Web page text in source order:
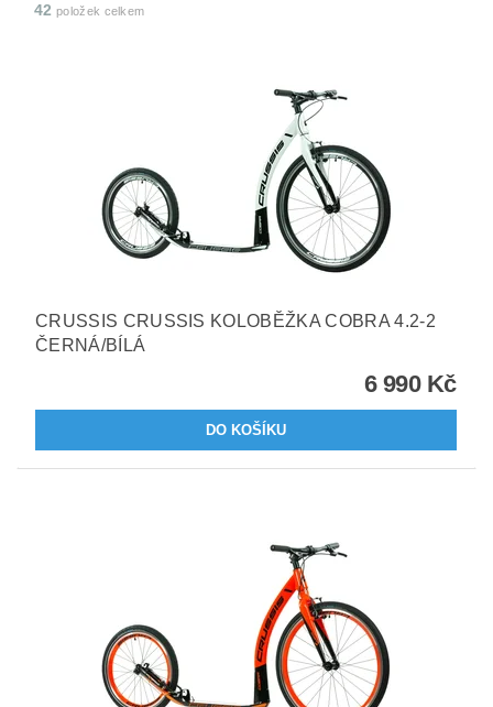
42 položek celkem
CRUSSIS CRUSSIS KOLOBĚŽKA COBRA 4.2-2
ČERNÁ/BÍLÁ
6 990 Kč